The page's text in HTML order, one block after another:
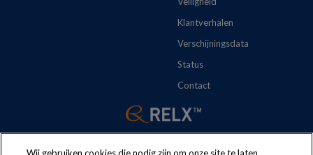
Klantverhalen
Verschijningsdata
Status
Contact